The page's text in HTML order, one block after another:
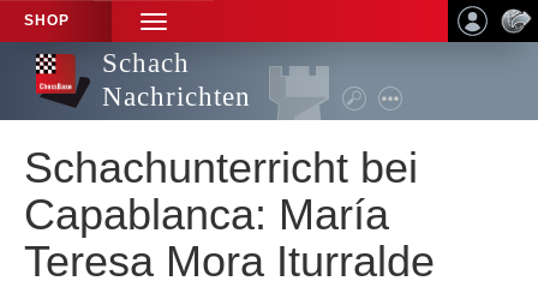
SHOP
TOGGLE
NAVIGATION
Schach
Nachrichten
Schachunterricht bei
Capablanca: María
Teresa Mora Iturralde